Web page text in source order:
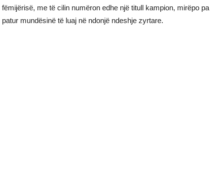
fëmijërisë, me të cilin numëron edhe një titull kampion, mirëpo pa
patur mundësinë të luaj në ndonjë ndeshje zyrtare.